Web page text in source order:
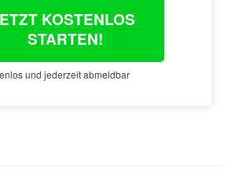
KOSTENLOS
STARTEN!
und jederzeit abmeldbar